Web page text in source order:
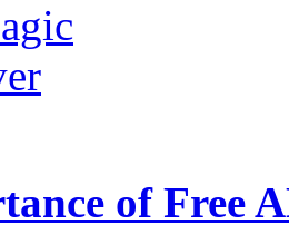
of Free